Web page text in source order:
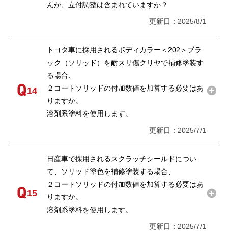
んが、立付調整は含まれていますか？
更新日：2025/8/1
14
トヨタ車に採用されるボディカラー＜202＞ブラ
ック（ソリッド）を耐スリ傷クリヤで補修塗装す
る場合、
２コートソリッドの付加数値を加算する必要はあ
りますか。
溶剤系塗料を使用します。
更新日：2025/7/1
15
日産車で採用されるスクラッチシールドについ
て、ソリッド塗色を補修塗装する場合、
２コートソリッドの付加数値を加算する必要はあ
りますか。
溶剤系塗料を使用します。
更新日：2025/7/1